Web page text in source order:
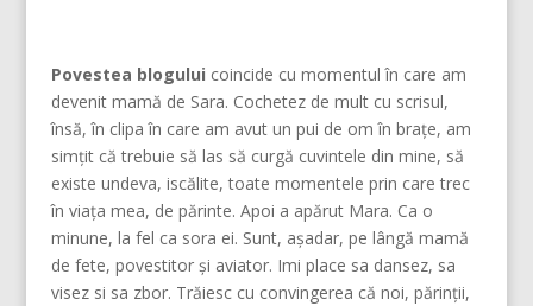
Povestea blogului coincide cu momentul în care am
devenit mamă de Sara. Cochetez de mult cu scrisul,
însă, în clipa în care am avut un pui de om în brațe, am
simțit că trebuie să las să curgă cuvintele din mine, să
existe undeva, iscălite, toate momentele prin care trec
în viața mea, de părinte. Apoi a apărut Mara. Ca o
minune, la fel ca sora ei. Sunt, așadar, pe lângă mamă
de fete, povestitor și aviator. Imi place sa dansez, sa
visez si sa zbor. Trăiesc cu convingerea că noi, părinţii,